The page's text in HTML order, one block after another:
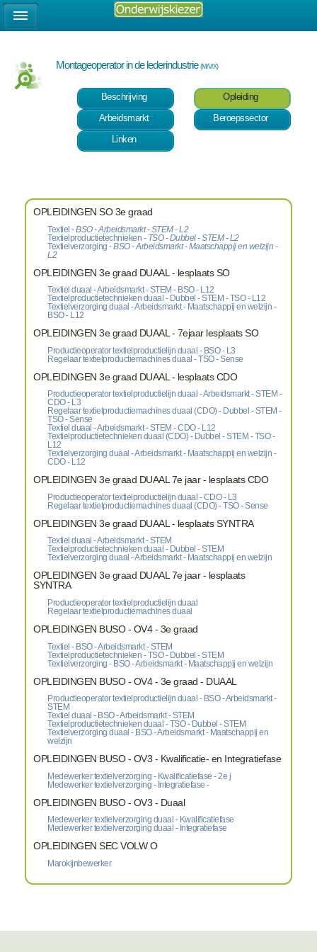
Montageoperator in de lederindustrie(M/V/X)
Beschrijving
Opleiding
Arbeidsmarkt
Beroepssector
Linken
OPLEIDINGEN SO 3e graad
Textiel -BSO - Arbeidsmarkt - STEM - L2
Textielproductietechnieken - TSO - Dubbel - STEM - L2
Textielverzorging -BSO - Arbeidsmarkt - Maatschappij en welzijn -
L2
OPLEIDINGEN 3e graad DUAAL - lesplaats SO
Textiel duaal - Arbeidsmarkt - STEM - BSO - L12
Textielproductietechnieken duaal - Dubbel - STEM - TSO - L12
Textielverzorging duaal - Arbeidsmarkt - Maatschappij en welzijn -
BSO - L12
OPLEIDINGEN 3e graad DUAAL - 7ejaar lesplaats SO
Productieoperator textielproductielijn duaal - BSO - L3
Regelaar textielproductiemachines duaal - TSO - Sense
OPLEIDINGEN 3e graad DUAAL - lesplaats CDO
Productieoperator textielproductielijn duaal - Arbeidsmarkt - STEM -
CDO - L3
Regelaar textielproductiemachines duaal (CDO) - Dubbel - STEM -
TSO - Sense
Textiel duaal - Arbeidsmarkt - STEM - CDO - L12
Textielproductietechnieken duaal (CDO) - Dubbel - STEM - TSO -
L12
Textielverzorging duaal - Arbeidsmarkt - Maatschappij en welzijn -
CDO - L12
OPLEIDINGEN 3e graad DUAAL 7e jaar - lesplaats CDO
Productieoperator textielproductielijn duaal - CDO - L3
Regelaar textielproductiemachines duaal (CDO) - TSO - Sense
OPLEIDINGEN 3e graad DUAAL - lesplaats SYNTRA
Textiel duaal - Arbeidsmarkt - STEM
Textielproductietechnieken duaal - Dubbel - STEM
Textielverzorging duaal - Arbeidsmarkt - Maatschappij en welzijn
OPLEIDINGEN 3e graad DUAAL 7e jaar - lesplaats
SYNTRA
Productieoperator textielproductielijn duaal
Regelaar textielproductiemachines duaal
OPLEIDINGEN BUSO - OV4 - 3e graad
Textiel - BSO - Arbeidsmarkt - STEM
Textielproductietechnieken - TSO - Dubbel - STEM
Textielverzorging - BSO - Arbeidsmarkt - Maatschappij en welzijn
OPLEIDINGEN BUSO - OV4 - 3e graad - DUAAL
Productieoperator textielproductielijn duaal - BSO - Arbeidsmarkt -
STEM
Textiel duaal - BSO - Arbeidsmarkt - STEM
Textielproductietechnieken duaal - TSO - Dubbel - STEM
Textielverzorging duaal - BSO - Arbeidsmarkt - Maatschappij en
welzijn
OPLEIDINGEN BUSO - OV3 - Kwalificatie- en Integratiefase
Medewerker textielverzorging - Kwalificatiefase - 2e j
Medewerker textielverzorging - Integratiefase -
OPLEIDINGEN BUSO - OV3 - Duaal
Medewerker textielverzorging duaal - Kwalificatiefase
Medewerker textielverzorging duaal - Integratiefase
OPLEIDINGEN SEC VOLW O
Marokijnbewerker